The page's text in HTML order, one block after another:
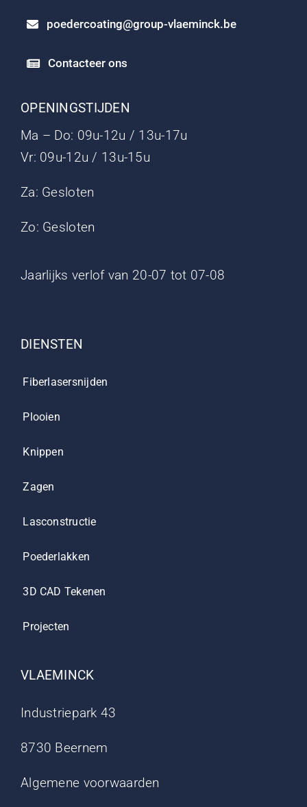
poedercoating@group-vlaeminck.be
Contacteer ons
OPENINGSTIJDEN
Ma – Do: 09u-12u / 13u-17u
Vr: 09u-12u / 13u-15u
Za: Gesloten
Zo: Gesloten
Jaarlijks verlof van 20-07 tot 07-08
DIENSTEN
Fiberlasersnijden
Plooien
Knippen
Zagen
Lasconstructie
Poederlakken
3D CAD Tekenen
Projecten
VLAEMINCK
Industriepark 43
8730 Beernem
Algemene voorwaarden